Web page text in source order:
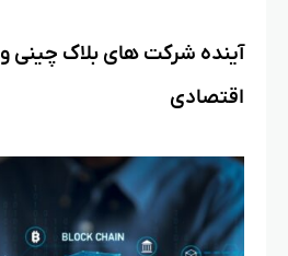
آینده شرکت‌ های بلاک‌ چینی و
اقتصادی